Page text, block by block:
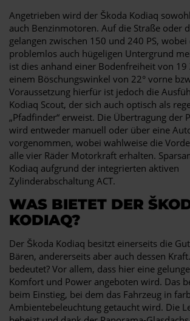
Angetrieben wird der Škoda Kodiaq
auch Benzinmotoren. Auf die Straße oder
gelangen zwischen 150 und 240 PS, wobei
problemlos auch hügeligen Untergrund
ist dies anhand einer Bodenfreiheit von
einem Böschungswinkel von 22° vorne
Voraussetzung hierfür ist jedoch die
Kodiaq Scout, der sich auch optisch als
„Pfadfinder“ erweist. Die Übertragung der
wird entweder manuell oder über eine
vorgenommen, wobei wahlweise die
alle vier Räder Motorkraft erhalten.
Kodiaq aufgrund der integrierten aktiven
Zylinderabschaltung ACT.
WAS BIETET DER
KODIAQ?
Der Škoda Kodiaq besitzt einerseits die
Bären, andererseits aber auch dessen
bedeutet? Vor allem, dass hier eine
Komfort und Power angeboten wird. Das
beim Einstieg, bei dem das Fahrzeug in
Ambientebeleuchtung getaucht wird. Die